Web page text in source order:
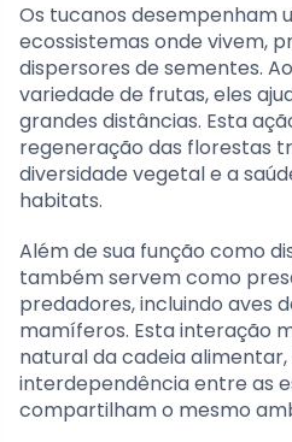
Os tucanos desempenham
ecossistemas onde vivem,
dispersores de sementes.
variedade de frutas, eles
grandes distâncias. Esta
regeneração das florestas
diversidade vegetal e a
habitats.
Além de sua função como
também servem como
predadores, incluindo aves
mamíferos. Esta interação
natural da cadeia
interdependência entre as
compartilham o mesmo